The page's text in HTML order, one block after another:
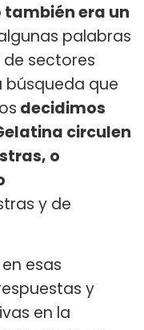
también era un
palabras
sectores
que
decidimos
circulen
o
y de
esas
y
en la